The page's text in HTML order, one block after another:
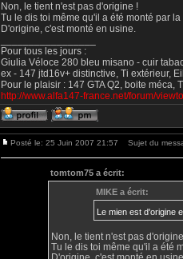
Non, le tient n'est pas d'origine !
Tu le dis toi même qu'il a été monté par
D'origine, c'est monté en usine.
Pour tous les jours :
Giulia Véloce 280 bleu misano - cuir
ex - 147 jtd16v+ distinctive, Ti extérieur,
Pour le plaisir : 147 GTA Q2, boite
http://www.alfa147-france.net/forum/
Posté le: 25 Juin 2007 21:57 Sujet du
tomtom75 a écrit:
MIKE a écrit:
Le mien est d'origine
Non, le tient n'est pas
Tu le dis toi même qu'il a été